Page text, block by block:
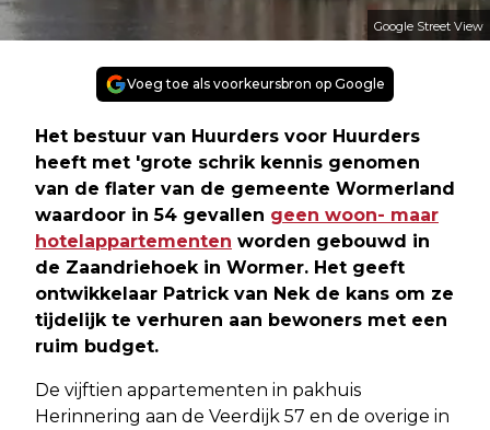
Google Street View
Voeg toe als voorkeursbron op Google
Het bestuur van Huurders voor Huurders
heeft met 'grote schrik kennis genomen
van de flater van de gemeente Wormerland
waardoor in 54 gevallen geen woon- maar
hotelappartementen worden gebouwd in
de Zaandriehoek in Wormer. Het geeft
ontwikkelaar Patrick van Nek de kans om ze
tijdelijk te verhuren aan bewoners met een
ruim budget.
De vijftien appartementen in pakhuis
Herinnering aan de Veerdijk 57 en de overige in